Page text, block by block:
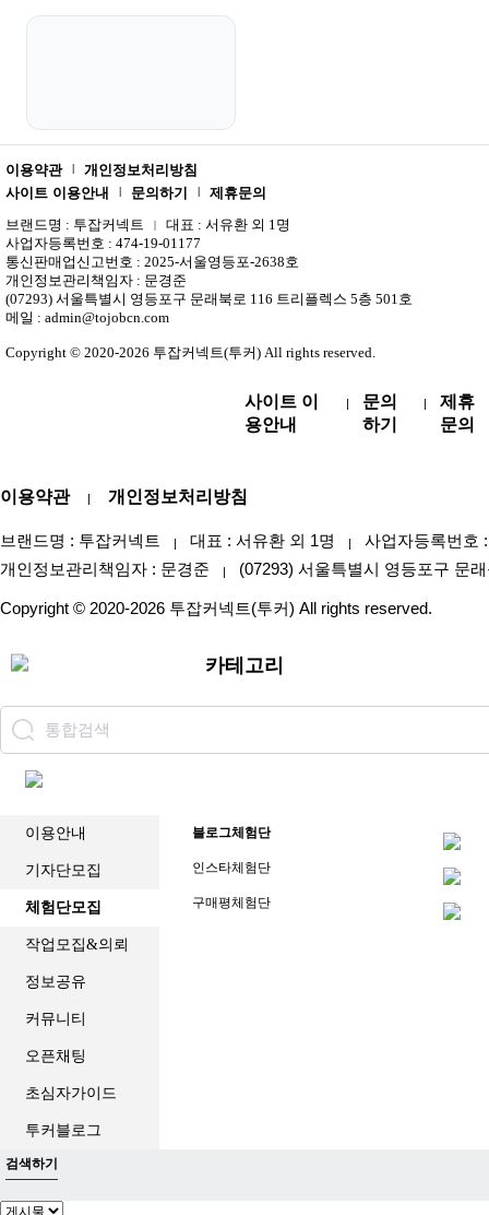
해
료
스
포
츠
중
계
스
포
츠
중
축
구
축
중
계
블
티
이용약관
개인정보처리방침
사이트 이용안내
문의하기 제휴문의
브랜드명 : 투잡커넥트 |
대표 : 서유환 외 1명
사업자등록번호 : 474-19-01177
통신판매업신고번호 : 2025-서울영등포-2638호
개인정보관리책임자 : 문경준
(07293) 서울특별시 영등포구 문래북로 116 트리플렉스 5층 501호
메일 : admin@tojobcn.com
Copyright © 2020-2026 투잡커넥트(투커) All rights reserved.
사이트 이
용안내
| 문의
하기
|제휴
문의
이용약관 | 개인정보처리방침
브랜드명 : 투잡커넥트 | 대표 : 서유환 외 1명 | 사업자등록번호
개인정보관리책임자 : 문경준 | (07293) 서울특별시 영등포구 문
Copyright © 2020-2026 투잡커넥트(투커) All rights reserved.
카테고리
이용안내
기자단모집
체험단모집
작업모집&의뢰
정보공유
커뮤니티
오픈채팅
초심자가이드
투커블로그
블로그체험단
인스타체험단
구매평체험단
검색하기